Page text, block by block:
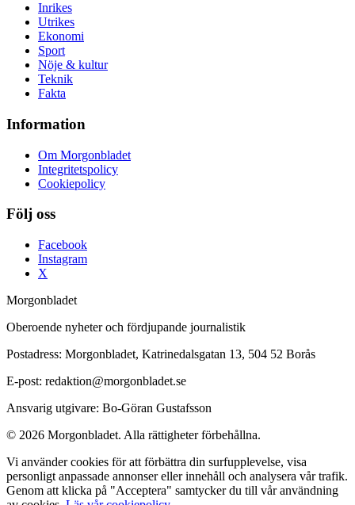
Inrikes
Utrikes
Ekonomi
Sport
Nöje & kultur
Teknik
Fakta
Information
Om Morgonbladet
Integritetspolicy
Cookiepolicy
Följ oss
Facebook
Instagram
X
Morgonbladet
Oberoende nyheter och fördjupande journalistik
Postadress: Morgonbladet, Katrinedalsgatan 13, 504 52 Borås
E-post: redaktion@morgonbladet.se
Ansvarig utgivare: Bo-Göran Gustafsson
© 2026 Morgonbladet. Alla rättigheter förbehållna.
Vi använder cookies för att förbättra din surfupplevelse, visa
personligt anpassade annonser eller innehåll och analysera vår trafik.
Genom att klicka på "Acceptera" samtycker du till vår användning